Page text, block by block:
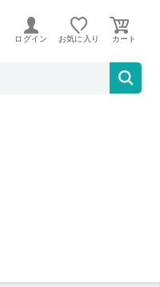
ログイン お気に入り
TEA TAS